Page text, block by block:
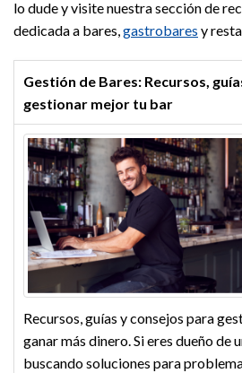
lo dude y visite nuestra sección de
dedicada a bares,gastrobares y
Gestión de Bares: Recursos,
gestionar mejor tu bar
Recursos, guías y consejos para
ganar más dinero. Si eres dueño de
buscando soluciones para